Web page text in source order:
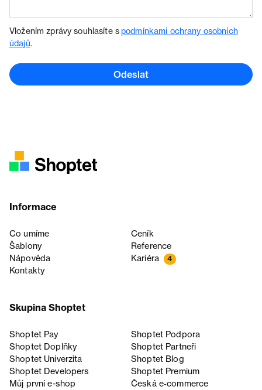
Vložením zprávy souhlasíte spodmínkami ochrany osobních
údajů.
Odeslat
Informace
Co umíme
Ceník
Šablony
Reference
Nápověda
Kariéra 4
Kontakty
Skupina Shoptet
Shoptet Pay
Shoptet Podpora
Shoptet Doplňky
Shoptet Partneři
Shoptet Univerzita
Shoptet Blog
Shoptet Developers
Shoptet Premium
Můj první e-shop
Česká e‑commerce